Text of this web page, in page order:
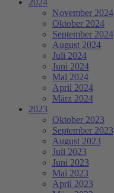
2024
November 2024
Oktober 2024
September 2024
August 2024
Juli 2024
Juni 2024
Mai 2024
April 2024
März 2024
2023
Oktober 2023
September 2023
August 2023
Juli 2023
Juni 2023
Mai 2023
April 2023